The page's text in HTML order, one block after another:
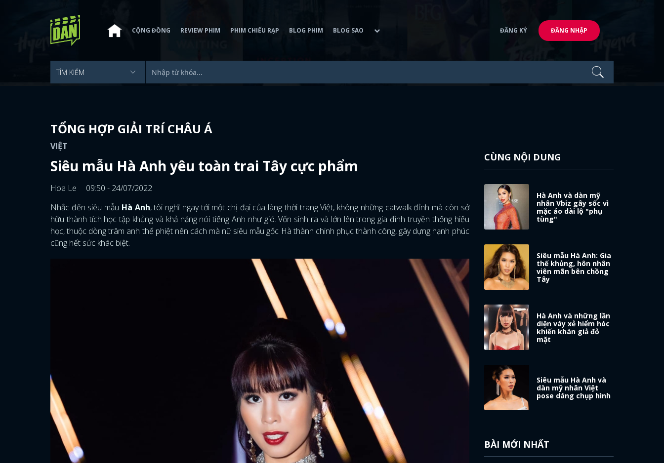
CỘNG ĐỒNG REVIEW PHIM PHIM CHIẾU RẠP BLOG PHIM BLOG SAO ĐĂNG KÝ ĐĂNG NHẬP
TỔNG HỢP GIẢI TRÍ CHÂU Á
VIỆT
Siêu mẫu Hà Anh yêu toàn trai Tây cực phẩm
Hoa Le
09:50 - 24/07/2022
Nhắc đến siêu mẫu Hà Anh, tôi nghĩ ngay tới một chị đại của làng thời trang Việt, không những catwalk đỉnh mà còn sở
hữu thành tích học tập khủng và khả năng nói tiếng Anh như gió. Vốn sinh ra và lớn lên trong gia đình truyền thống hiếu
học, thuộc dòng trâm anh thế phiệt nên cách mà nữ siêu mẫu gốc Hà thành chinh phục thành công, gây dựng hạnh phúc
cũng hết sức khác biệt.
CÙNG NỘI DUNG
Hà Anh và dàn mỹ
nhân Vbiz gây sốc vì
mặc áo dài lộ "phụ
tùng"
Siêu mẫu Hà Anh: Gia
thế khủng, hôn nhân
viên mãn bên chồng
Tây
Hà Anh và những lần
diện váy xẻ hiểm hóc
khiến khán giả đỏ
mặt
Siêu mẫu Hà Anh và
dàn mỹ nhân Việt
pose dáng chụp hình
BÀI MỚI NHẤT